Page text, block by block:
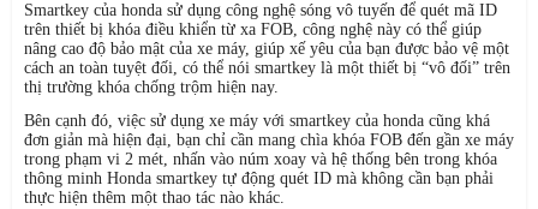
Smartkey của honda sử dụng công nghệ sóng vô tuyến để quét mã ID
trên thiết bị khóa điều khiển từ xa FOB, công nghệ này có thể giúp
nâng cao độ bảo mật của xe máy, giúp xế yêu của bạn được bảo vệ một
cách an toàn tuyệt đối, có thể nói smartkey là một thiết bị “vô đối” trên
thị trường khóa chống trộm hiện nay.
Bên cạnh đó, việc sử dụng xe máy với smartkey của honda cũng khá
đơn giản mà hiện đại, bạn chỉ cần mang chìa khóa FOB đến gần xe máy
trong phạm vi 2 mét, nhấn vào núm xoay và hệ thống bên trong khóa
thông minh Honda smartkey tự động quét ID mà không cần bạn phải
thực hiện thêm một thao tác nào khác.